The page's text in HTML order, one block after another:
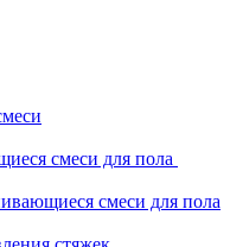
смеси для пола
смеси для пола